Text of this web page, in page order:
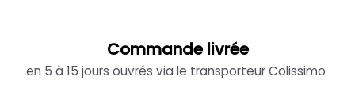
Commande livrée
en 5 à 15 jours ouvrés via le transporteur Colissimo